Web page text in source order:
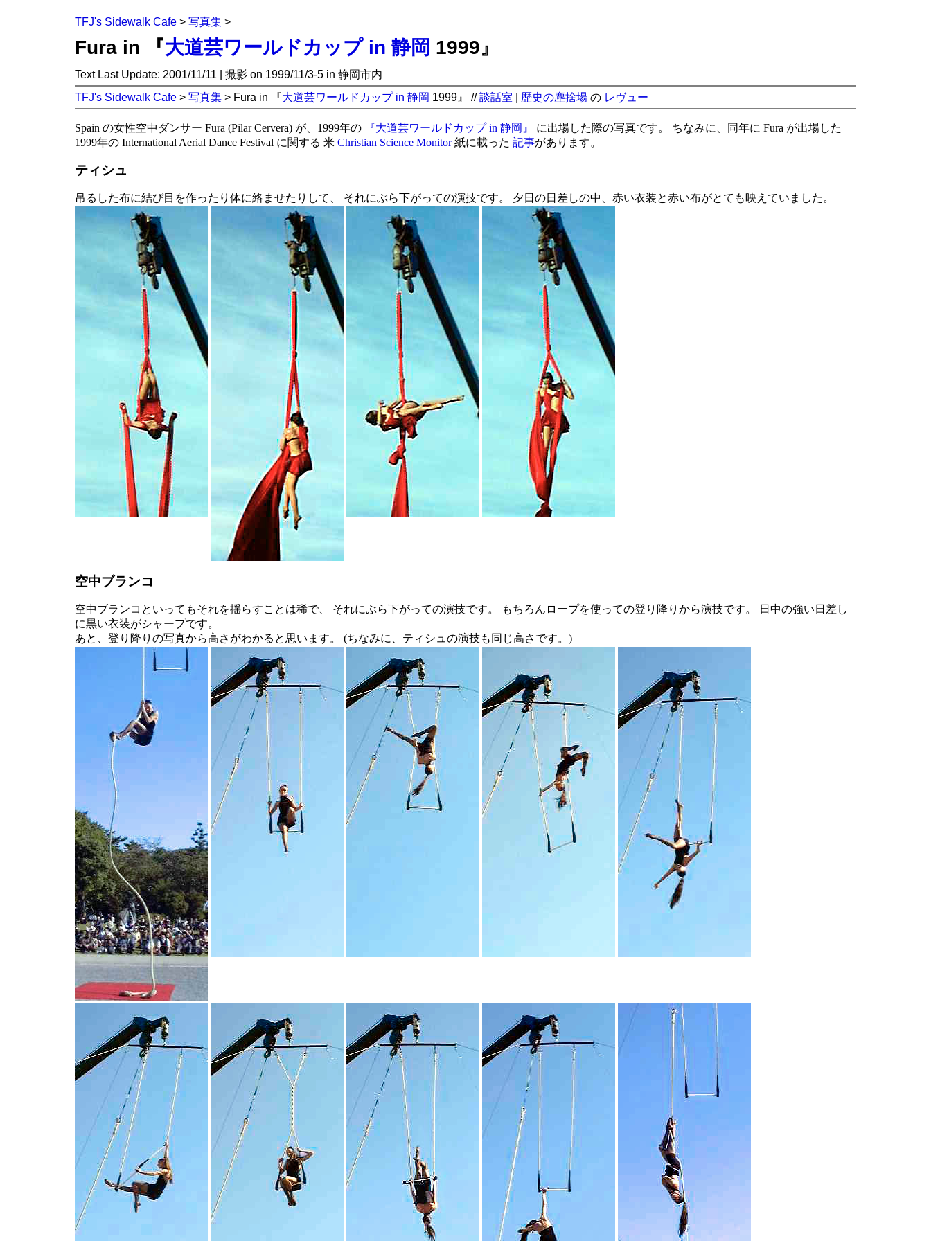
TFJ's Sidewalk Cafe> 写真集>
Fura in 『大道芸ワールドカップ in 静岡 1999』
Text Last Update: 2001/11/11 | 撮影 on 1999/11/3-5 in 静岡市内
TFJ's Sidewalk Cafe> 写真集> Fura in 『大道芸ワールドカップ in 静岡 1999』 //談話室 歴史の塵捨場の レヴュー
Spain の女性空中ダンサー Fura (Pilar Cervera) が、1999年の 『大道芸ワールドカップ in 静岡』
に出場した際の写真です。 ちなみに、同年に Fura が出場した
1999年の International Aerial Dance Festival に関する 米 Christian Science Monitor紙に載った 記事があります。
ティシュ
吊るした布に結び目を作ったり体に絡ませたりして、 それにぶら下がっての演技です。 夕日の日差しの中、赤い衣装と赤い布がとても映えていました。
空中ブランコ
空中ブランコといってもそれを揺らすことは稀で、 それにぶら下がっての演技です。 もちろんロープを使っての登り降りから演技です。 日中の強い日差し
に黒い衣装がシャープです。
あと、登り降りの写真から高さがわかると思います。 (ちなみに、ティシュの演技も同じ高さです。)